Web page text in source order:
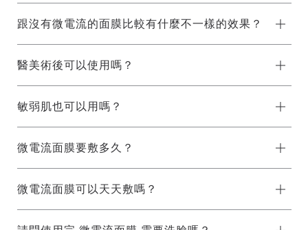
跟沒有微電流的面膜比較有什麼不一樣的效果？
醫美術後可以使用嗎？
敏弱肌也可以用嗎？
微電流面膜要敷多久？
微電流面膜可以天天敷嗎？